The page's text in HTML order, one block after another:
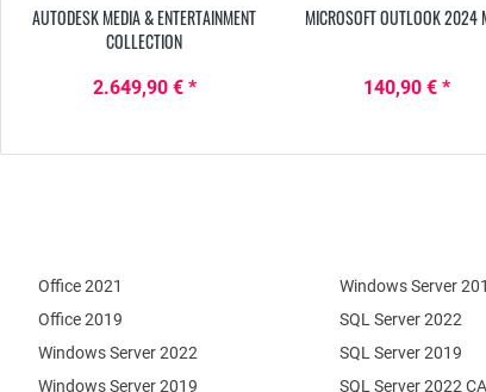
AUTODESK MEDIA & ENTERTAINMENT
COLLECTION
2.649,90 € *
MICROSOFT OUTLOOK 2024
140,90 € *
Office 2021
Office 2019
Windows Server 2022
Windows Server 2019
SQL Server 2022
SQL Server 2019
Windows Server
SQL Server 2022